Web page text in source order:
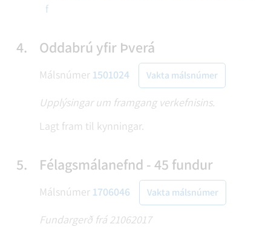
f
4. Oddabrú yfir Þverá
Málsnúmer 1501024 Vakta málsnúmer
Upplýsingar um framgang verkefnisins.
Lagt fram til kynningar.
5. Félagsmálanefnd - 45 fundur
Málsnúmer 1706046 Vakta málsnúmer
Fundargerð frá 21062017